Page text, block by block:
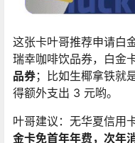
这张卡叶哥推荐申请白
瑞幸咖啡饮品券，白金
品券；比如生椰拿铁就
得额外支出 3 元哟。
叶哥建议：无华夏信用
金卡免首年年费，次年